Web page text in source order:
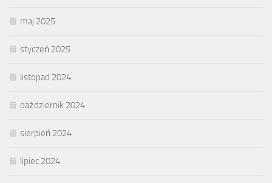
maj 2025
styczeń 2025
listopad 2024
październik 2024
sierpień 2024
lipiec 2024